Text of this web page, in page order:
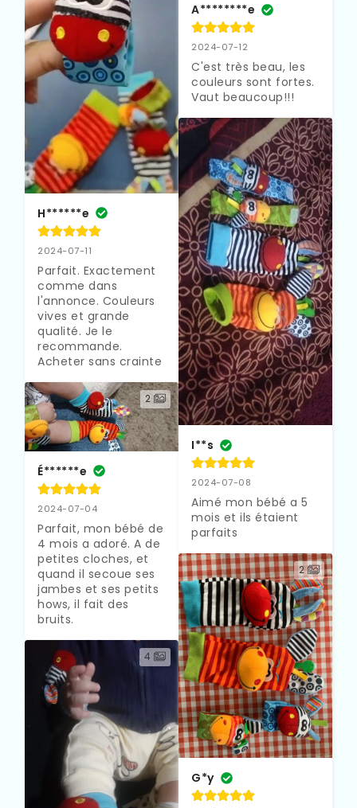
H******e
2024-07-11
Parfait. Exactement
comme dans
l'annonce. Couleurs
vives et grande
qualité. Je le
recommande.
Acheter sans crainte
2
É******e
2024-07-04
Parfait, mon bébé de
4 mois a adoré. A de
petites cloches, et
quand il secoue ses
jambes et ses petits
hows, il fait des
bruits.
4
A********e
2024-07-12
C'est très beau, les
couleurs sont fortes.
Vaut beaucoup!!!
I**s
2024-07-08
Aimé mon bébé a 5
mois et ils étaient
parfaits
2
G*y